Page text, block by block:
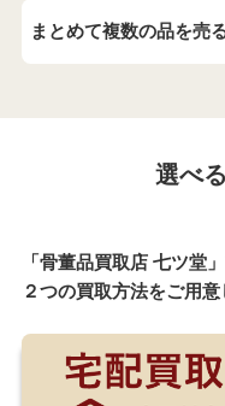
まとめて複数の品を売
選べ
「骨董品買取店 七ツ堂
２つの買取方法をご用意